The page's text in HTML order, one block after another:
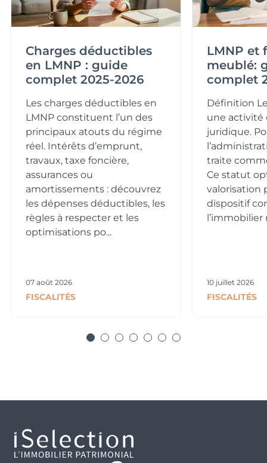
Charges déductibles
en LMNP : guide
complet 2025-2026
Les charges déductibles en
LMNP constituent l’un des
principaux atouts du régime
réel. Intérêts d’emprunt,
travaux, taxe foncière,
assurances ou
amortissements : découvrez
les dépenses déductibles, les
règles à respecter et les
optimisations po...
07 août 2026
FISCALITÉS
LMNP et
meublé:
complet
Définition
une activité
juridique.
traite
Ce statut
valorisation
dispositif
l’immobilier
10 juillet 2026
FISCALITÉS